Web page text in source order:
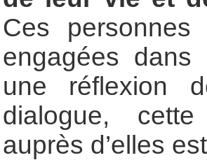
Ces personnes
engagées
une réflexion
dialogue,
auprès d’elles